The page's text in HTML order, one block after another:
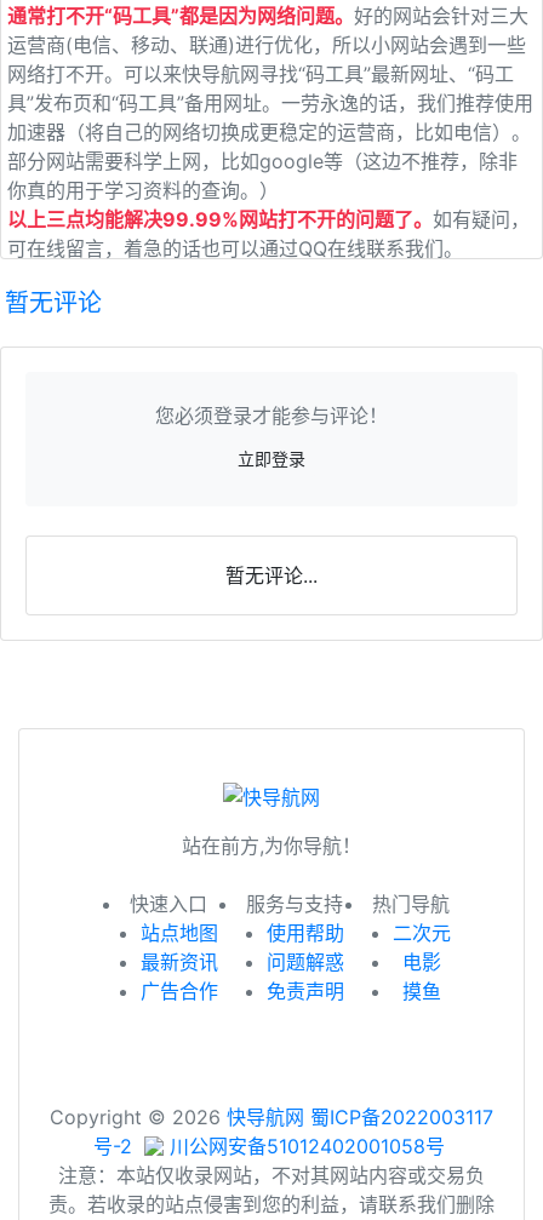
通常打不开“码工具”都是因为网络问题。 好的网站会针对三大
运营商(电信、移动、联通)进行优化，所以小网站会遇到一些
网络打不开。可以来快导航网寻找“码工具”最新网址、“码工
具”发布页和“码工具”备用网址。一劳永逸的话，我们推荐使用
加速器（将自己的网络切换成更稳定的运营商，比如电信）。
部分网站需要科学上网，比如google等（这边不推荐，除非
你真的用于学习资料的查询。）
以上三点均能解决99.99%网站打不开的问题了。 如有疑问，
可在线留言，着急的话也可以通过QQ在线联系我们。
暂无评论
您必须登录才能参与评论！
立即登录
暂无评论...
站在前方,为你导航！
快速入口
站点地图
最新资讯
广告合作
服务与支持
使用帮助
问题解惑
免责声明
热门导航
二次元
电影
摸鱼
Copyright © 2026 快导航网 蜀ICP备2022003117
号-2
川公网安备51012402001058号
注意：本站仅收录网站，不对其网站内容或交易负
责。若收录的站点侵害到您的利益，请联系我们删除